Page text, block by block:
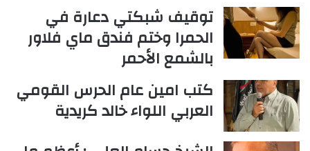
توقيف شبكتي دعارة في
الحمرا وختم فندق ماي فلاور
بالشمع الأحمر
كتب امين عام الحرس القومي
العربي اللواء خالد كريدية